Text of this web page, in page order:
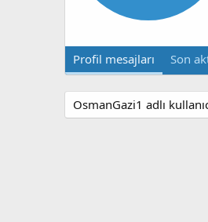
Profil mesajları Son
OsmanGazi1 adlı